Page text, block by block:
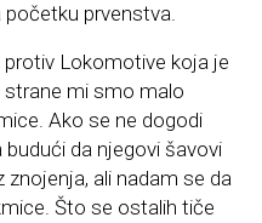
početku prvenstva.
Lokomotive koja je
strane mi smo malo
Ako se ne dogodi
da njegovi šavovi
ali nadam se da
Što se ostalih tiče